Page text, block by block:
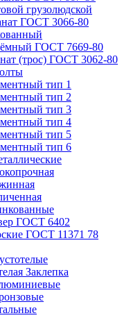
грузолюдской
ГОСТ 3066-80
ГОСТ 7669-80
(трос) ГОСТ 3062-80
тип 1
тип 2
тип 3
тип 4
тип 5
тип 6
ГОСТ 6402
ГОСТ 11371 78
Заклепка